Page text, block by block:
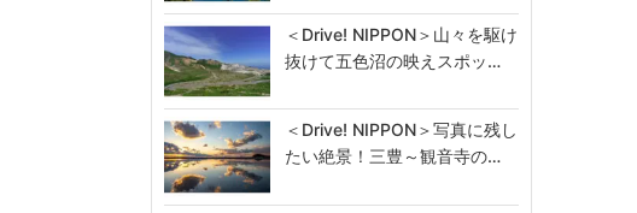
＜Drive! NIPPON＞山々を駆け
抜けて五色沼の映えスポッ…
＜Drive! NIPPON＞写真に残し
たい絶景！三豊～観音寺の…